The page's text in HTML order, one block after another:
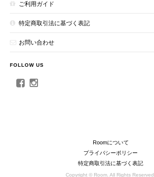
ご利用ガイド
特定商取引法に基づく表記
お問い合わせ
FOLLOW US
Roomについて
プライバシーポリシー
特定商取引法に基づく表記
Copyright © Room. All Rights Reserved.